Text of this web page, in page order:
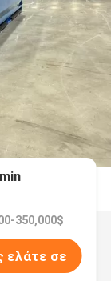
350,000$
ελάτε σε